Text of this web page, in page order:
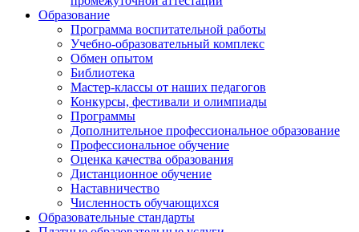
Образование
Программа воспитательной работы
Учебно-образовательный комплекс
Обмен опытом
Библиотека
Мастер-классы от наших педагогов
Конкурсы, фестивали и олимпиады
Программы
Дополнительное профессиональное образование
Профессиональное обучение
Оценка качества образования
Дистанционное обучение
Наставничество
Численность обучающихся
Образовательные стандарты